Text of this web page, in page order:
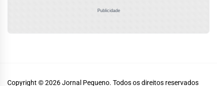
Publicidade
Copyright © 2026Jornal Pequeno. Todos os direitos reservados